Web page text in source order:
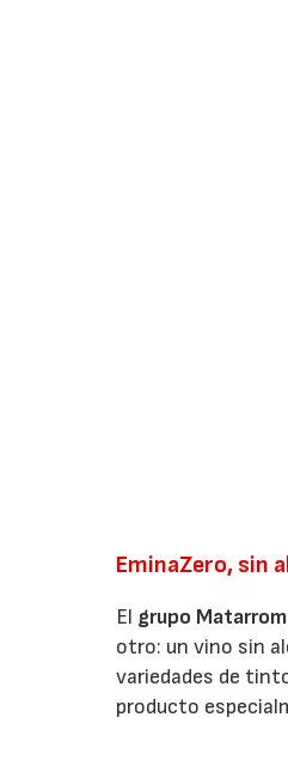
EminaZero, sin
El grupo
otro: un vino sin
variedades de
producto